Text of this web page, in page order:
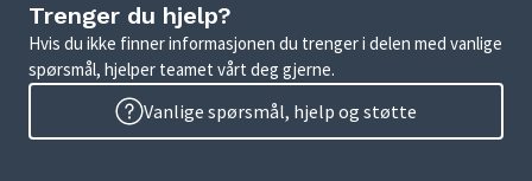
Trenger du hjelp?
Hvis du ikke finner informasjonen du trenger i delen med vanlige
spørsmål, hjelper teamet vårt deg gjerne.
Vanlige spørsmål, hjelp og støtte